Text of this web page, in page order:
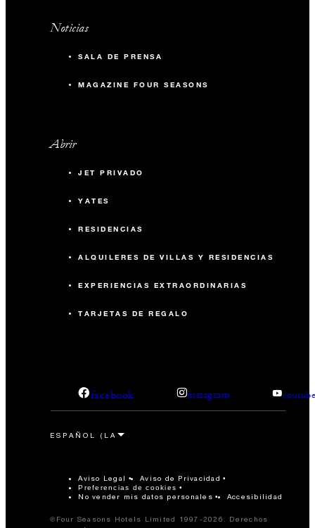
Noticias
SALA DE PRENSA
MAGAZINE FOUR SEASONS
Abrir
JET PRIVADO
YATES
RESIDENCIAS
ALQUILERES DE VILLAS Y RESIDENCIAS
EXPERIENCIAS EXTRAORDINARIAS
TARJETAS DE REGALO
facebook instagram
Aviso Legal Aviso de Privacidad
Preferencias de cookies
No vender mis datos personales Accesibilidad
©Four Seasons Hotels Limited 1997-2026. Derechos